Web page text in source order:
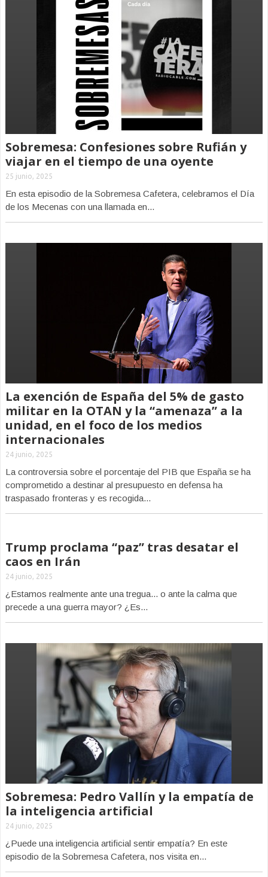
Sobremesa: Confesiones sobre Rufián y
viajar en el tiempo de una oyente
25 junio, 2025
En esta episodio de la Sobremesa Cafetera, celebramos el Día
de los Mecenas con una llamada en...
La exención de España del 5% de gasto
militar en la OTAN y la “amenaza” a la
unidad, en el foco de los medios
internacionales
24 junio, 2025
La controversia sobre el porcentaje del PIB que España se ha
comprometido a destinar al presupuesto en defensa ha
traspasado fronteras y es recogida...
Trump proclama “paz” tras desatar el
caos en Irán
24 junio, 2025
¿Estamos realmente ante una tregua... o ante la calma que
precede a una guerra mayor? ¿Es...
Sobremesa: Pedro Vallín y la empatía de
la inteligencia artificial
24 junio, 2025
¿Puede una inteligencia artificial sentir empatía? En este
episodio de la Sobremesa Cafetera, nos visita en...